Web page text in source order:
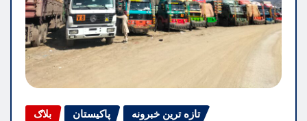
بلاګ پاکیستان
تازه ترین خبرونه